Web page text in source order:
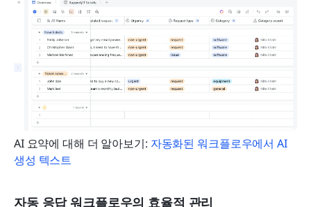
AI 요약에 대해 더 알아보기: 자동화된 워크플로우에서 AI
생성 텍스트
자동 응답 워크플로우의 효율적 관리